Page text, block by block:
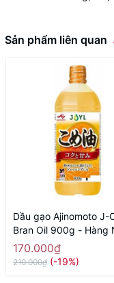
Sản phẩm liên quan
Dầu gạo Ajinomoto J-
Bran Oil 900g - Hàng
nội địa
170.000₫
210.000₫ (-19%)